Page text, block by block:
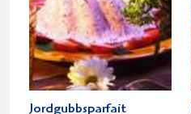
Jordgubbsparfait